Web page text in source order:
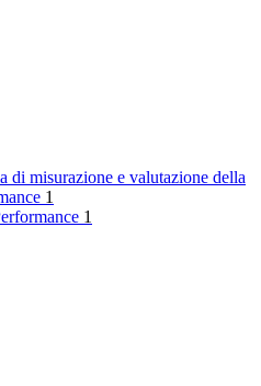
di misurazione e valutazione della
1
1